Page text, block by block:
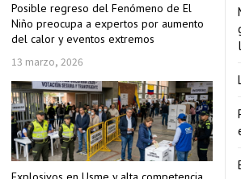
Posible regreso del Fenómeno de El
Niño preocupa a expertos por aumento
del calor y eventos extremos
13 marzo, 2026